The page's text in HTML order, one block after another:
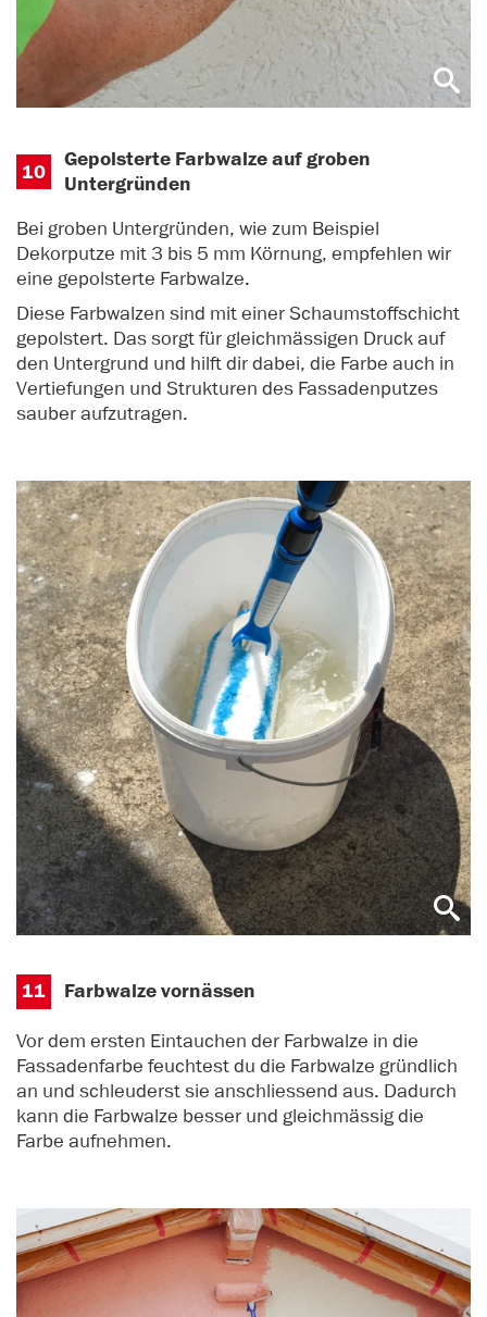
10
Gepolsterte Farbwalze auf groben
Untergründen
Bei groben Untergründen, wie zum Beispiel
Dekorputze mit 3 bis 5 mm Körnung, empfehlen wir
eine gepolsterte Farbwalze.
Diese Farbwalzen sind mit einer Schaumstoffschicht
gepolstert. Das sorgt für gleichmässigen Druck auf
den Untergrund und hilft dir dabei, die Farbe auch in
Vertiefungen und Strukturen des Fassadenputzes
sauber aufzutragen.
11 Farbwalze vornässen
Vor dem ersten Eintauchen der Farbwalze in die
Fassadenfarbe feuchtest du die Farbwalze gründlich
an und schleuderst sie anschliessend aus. Dadurch
kann die Farbwalze besser und gleichmässig die
Farbe aufnehmen.